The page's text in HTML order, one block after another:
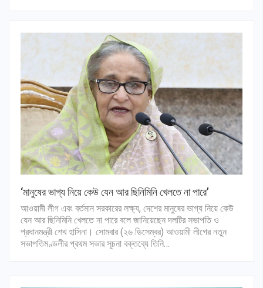
‘মানুষের ভাগ্য নিয়ে কেউ যেন আর ছিনিমিনি খেলতে না পারে’
আওয়ামী লীগ এবং বর্তমান সরকারের লক্ষ্য, দেশের মানুষের ভাগ্য নিয়ে কেউ
যেন আর ছিনিমিনি খেলতে না পারে বলে জানিয়েছেন দলটির সভাপতি ও
প্রধানমন্ত্রী শেখ হাসিনা। সোমবার (২৬ ডিসেম্বর) আওয়ামী লীগের নতুন
সভাপতিমণ্ডলীর প্রথম সভার সূচনা বক্তব্যে তিনি…